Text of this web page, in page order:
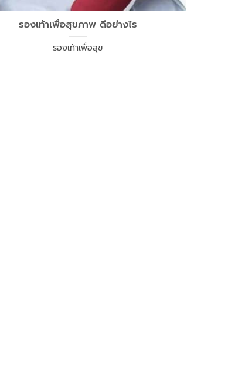
รองเท้าเพื่อสุขภาพ ดีอย่างไร
รองเท้าเพื่อสุข